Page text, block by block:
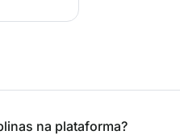
na plataforma?